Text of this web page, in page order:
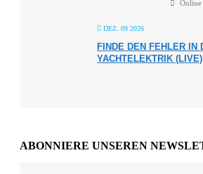
Online
DEZ. 09 2026
FINDE DEN FEHLER IN
YACHTELEKTRIK (LIVE)
ABONNIERE UNSEREN